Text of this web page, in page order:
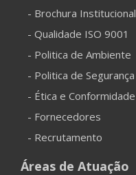
- Brochura Institucional
- Qualidade ISO 9001
- Politica de Ambiente
- Politica de Segurança
- Ética e Conformidade
- Fornecedores
- Recrutamento
Áreas de Atuação